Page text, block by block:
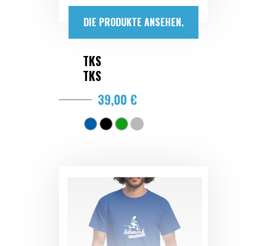
DIE PRODUKTE ANSEHEN.
TKS
TKS
39,00 €